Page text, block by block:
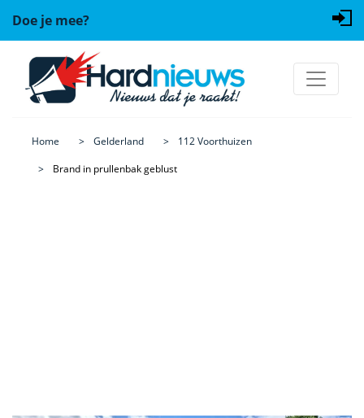
Doe je mee?
Home Gelderland
112 Voorthuizen
Brand in prullenbak geblust